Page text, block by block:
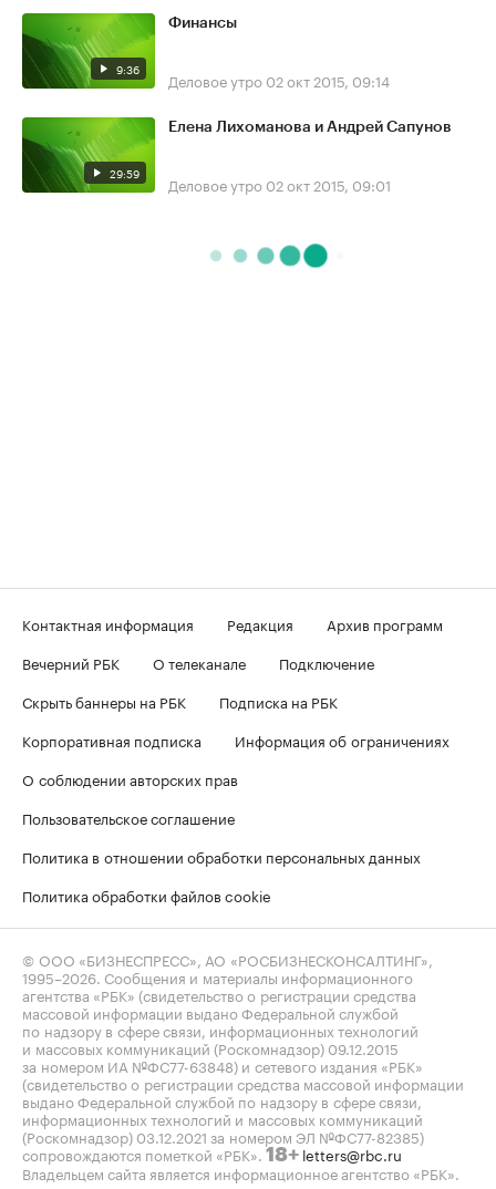
9:36
Финансы
Деловое утро 02 окт 2015, 09:14
29:59
Елена Лихоманова и Андрей Сапунов
Деловое утро 02 окт 2015, 09:01
Контактная информация Редакция
Архив программ
Вечерний РБК
О телеканале
Подключение
Скрыть баннеры на РБК
Подписка на РБК
Корпоративная подписка
Информация об ограничениях
О соблюдении авторских прав
Пользовательское соглашение
Политика в отношении обработки персональных данных
Политика обработки файлов cookie
© ООО «БИЗНЕСПРЕСС», АО «РОСБИЗНЕСКОНСАЛТИНГ»,
1995–2026 . Сообщения и материалы информационного
агентства «РБК» (свидетельство о регистрации средства
массовой информации выдано Федеральной службой
по надзору в сфере связи, информационных технологий
и массовых коммуникаций (Роскомнадзор) 09.12.2015
за номером ИА №ФС77-63848) и сетевого издания «РБК»
(свидетельство о регистрации средства массовой информации
выдано Федеральной службой по надзору в сфере связи,
информационных технологий и массовых коммуникаций
(Роскомнадзор) 03.12.2021 за номером ЭЛ №ФС77-82385)
сопровождаются пометкой «РБК». 18+ letters@rbc.ru
Владельцем сайта является информационное агентство «РБК».